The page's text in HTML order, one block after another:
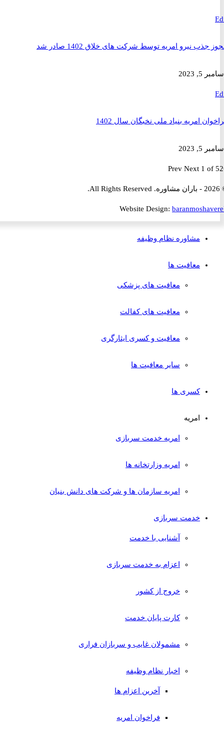
نیرو امریه توسط شرکت های خلاق 1402 صادر شد
امریه بنیاد ملی نخبگان سال 1402
PrevNext 1
Website Design:
مشاوره نظام وظیفه
معافیت ها
معافیت های پزشکی
معافیت های کفالت
معافیت و کسری ایثارگری
سایر معافیت ها
کسری ها
امریه
امریه خدمت سربازی
امریه وزارتخانه ها
امریه سازمان ها و شرکت های دانش بنیان
خدمت سربازی
آشنایی با خدمت
اعزام به خدمت سربازی
خروج از کشور
کارت پایان خدمت
مشمولان غایب و سربازان فراری
اخبار نظام وظیفه
آخرین اعزام ها
فراخوان امریه